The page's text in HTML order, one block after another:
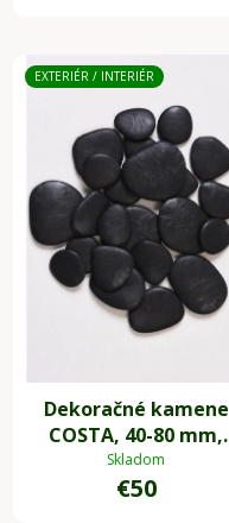
EXTERIÉR / INTERIÉR
Dekoračné kamene
COSTA, 40-80 mm,
plast, čierna
Skladom
€50